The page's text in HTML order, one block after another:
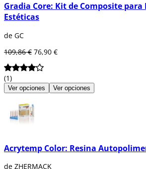
Gradia Core: Kit de Composite
Estéticas
de GC
109,86 € 76,90 €
(1)
Ver opciones Ver opciones
Acrytemp Color: Resina
de ZHERMACK